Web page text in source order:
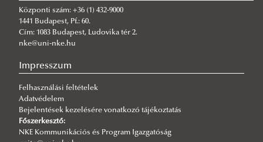
Még nem késő jelentkezni a KTI szakirányú továbbképzéseire
2026/07/31
Fordulat jöhet: megszűnhet a hatóság előtti hazugság
Q-s/D-s pályázati felhívás
2026/07/30
Új esély a továbbtanulásra: válaszd az NKE-t a pótfelvételin!
2026/07/29
A gyermek mindenek felett
Központi szám: +36 (1) 432-9000
1441 Budapest, Pf.: 60.
Cím: 1083 Budapest, Ludovika tér 2.
nke@uni-nke.hu
Impresszum
Felhasználási feltételek
Adatvédelem
Bejelentések kezelésére vonatkozó tájékoztatás
Főszerkesztő:
NKE Kommunikációs és Program Igazgatóság